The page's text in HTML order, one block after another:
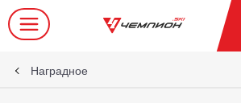
Наградное